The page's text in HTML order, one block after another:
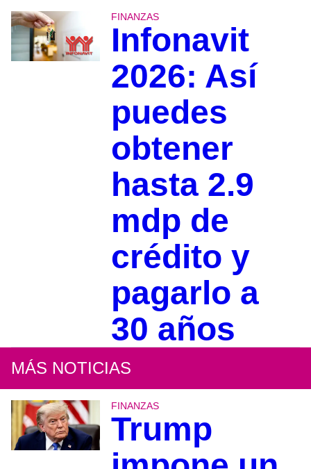
FINANZAS
Infonavit
2026: Así
puedes
obtener
hasta 2.9
mdp de
crédito y
pagarlo a
30 años
MÁS NOTICIAS
FINANZAS
Trump